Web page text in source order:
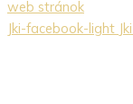
web stránok
Jki-facebook-light